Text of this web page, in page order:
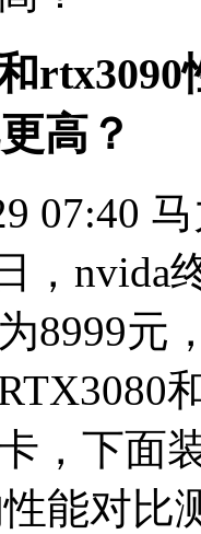
rtx3090
高？
07:40 马
nvida终
8999元
，下面
能对比